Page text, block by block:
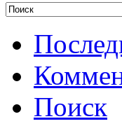
Поиск